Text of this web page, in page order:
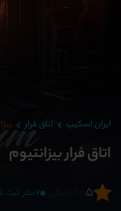
ایران اسکیپ اتاق فرار
اتاق فرار بیزانتیوم
5 2 نظر ثبت شده